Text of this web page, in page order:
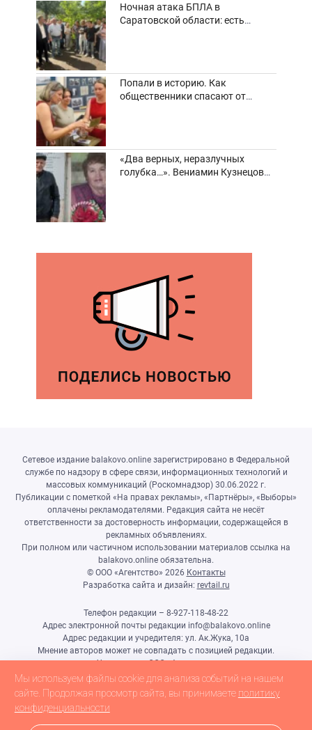
Ночная атака БПЛА в
Саратовской области: есть
Попали в историю. Как
общественники спасают от
«Два верных, неразлучных
голубка…». Вениамин Кузнецов
Сетевое издание balakovo.online зарегистрировано в Федеральной
службе по надзору в сфере связи, информационных технологий и
массовых коммуникаций (Роскомнадзор) 30.06.2022 г.
Публикации с пометкой «На правах рекламы», «Партнёры», «Выборы»
оплачены рекламодателями. Редакция сайта не несёт
ответственности за достоверность информации, содержащейся в
рекламных объявлениях.
При полном или частичном использовании материалов ссылка на
balakovo.online обязательна.
© ООО «Агентство» 2026 Контакты
Разработка сайта и дизайн: revtail.ru
Телефон редакции – 8-927-118-48-22
Адрес электронной почты редакции info@balakovo.online
Адрес редакции и учредителя: ул. Ак.Жука, 10а
Мнение авторов может не совпадать с позицией редакции.
Учредитель: ООО «Агентство»
Гл.редактор Ивлиева Н.Н.
Настоящий ресурс может содержать материалы 18+
Мы используем файлы cookie для анализа событий на нашем
сайте. Продолжая просмотр сайта, вы принимаете политику
конфиденциальности